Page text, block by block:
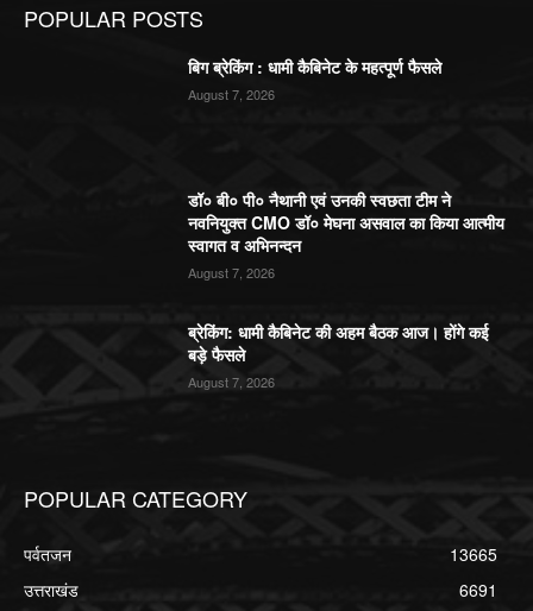
POPULAR POSTS
बिग ब्रेकिंग : धामी कैबिनेट के महत्पूर्ण फैसले
August 7, 2026
डॉ० बी० पी० नैथानी एवं उनकी स्वछता टीम ने
नवनियुक्त CMO डॉ० मेघना असवाल का किया आत्मीय
स्वागत व अभिनन्दन
August 7, 2026
ब्रेकिंग: धामी कैबिनेट की अहम बैठक आज। होंगे कई
बड़े फैसले
August 7, 2026
POPULAR CATEGORY
पर्वतजन
13665
उत्तराखंड
6691